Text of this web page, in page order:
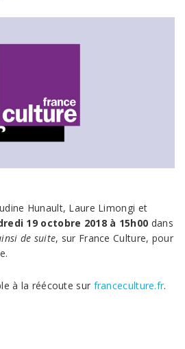
Hunault, Laure Limongi et
19 octobre 2018 à 15h00 dans
de suite, sur France Culture, pour
à la réécoute sur franceculture.fr.